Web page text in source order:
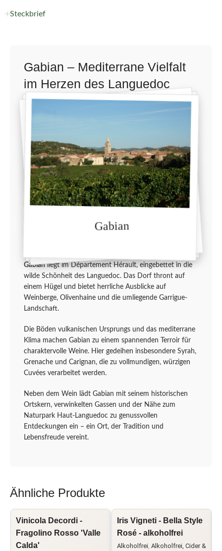
Steckbrief
Gabian – Mediterrane Vielfalt
im Herzen des Languedoc
Gabianliegt im Département Hérault, eingebettet in die
wilde Schönheit des Languedoc. Das Dorf thront auf
einem Hügel und bietet herrliche Ausblicke auf
Weinberge, Olivenhaine und die umliegende Garrigue-
Landschaft.
Die Böden vulkanischen Ursprungs und das mediterrane
Klima machen Gabian zu einem spannenden Terroir für
charaktervolle Weine. Hier gedeihen insbesondere Syrah,
Grenache und Carignan, die zu vollmundigen, würzigen
Cuvées verarbeitet werden.
Neben dem Wein lädt Gabian mit seinem historischen
Ortskern, verwinkelten Gassen und der Nähe zum
Naturpark Haut-Languedoc zu genussvollen
Entdeckungen ein – ein Ort, der Tradition und
Lebensfreude vereint.
Gabian
Ähnliche Produkte
Vinicola Decordi -
Fragolino Rosso 'Valle
Calda'
Iris Vigneti - Bella Style
Rosé - alkoholfrei
Alkoholfrei Alkoholfrei, Cider &